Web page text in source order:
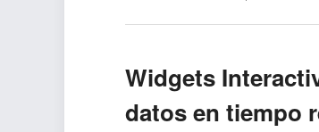
Widgets
datos en tiempo